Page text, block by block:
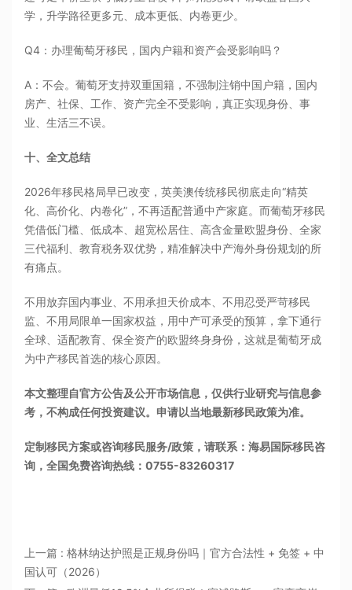
学，升学路径更多元、成本更低、内卷更少。
Q4：办理葡萄牙移民，国内户籍和资产会受影响吗？
A：不会。葡萄牙支持双重国籍，不强制注销中国户籍，国内
房产、社保、工作、资产完全不受影响，真正实现身份、事
业、生活三不误。
十、全文总结
2026年移民格局早已改变，英美澳传统移民彻底走向“精英
化、高价化、内卷化”，不再适配普通中产家庭。而葡萄牙移民
凭借低门槛、低成本、超宽松居住、高含金量欧盟身份、全家
三代福利、教育税务双优势，精准解决中产海外身份规划的所
有痛点。
不用放弃国内事业、不用承担天价成本、不用忍受严苛移民
监、不用局限单一国家权益，用中产可承受的预算，拿下通行
全球、适配教育、保全资产的欧盟终身身份，这就是葡萄牙成
为中产移民首选的核心原因。
本文整理自官方公告及公开市场信息，仅供行业研究与信息参
考，不构成任何投资建议。申请以当地最新移民政策为准。
定制移民方案或咨询移民服务/政策，请联系：海易国际移民咨
询，全国免费咨询热线：0755-83260317
上一篇 : 格林纳达护照是正规身份吗｜官方合法性 + 免签 + 中
国认可（2026）